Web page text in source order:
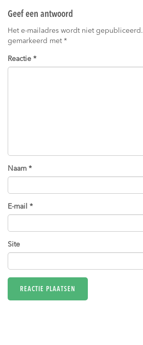
Geef een antwoord
Het e-mailadres wordt niet gepubliceerd.
gemarkeerd met *
Reactie *
Naam *
E-mail *
Site